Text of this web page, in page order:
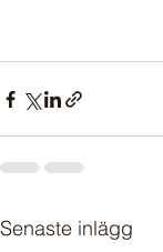
Senaste inlägg